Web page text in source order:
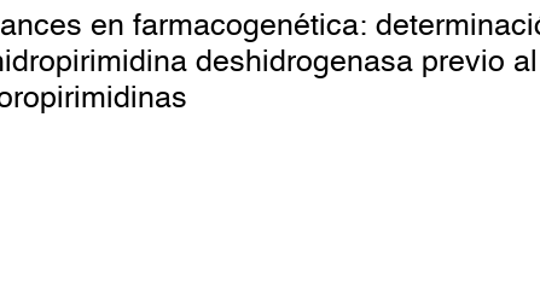
en farmacogenética:
deshidrogenasa previo